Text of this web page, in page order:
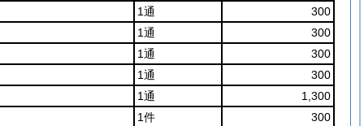
1通
300
1通
300
1通
300
1通
300
1通
1,300
1件
300